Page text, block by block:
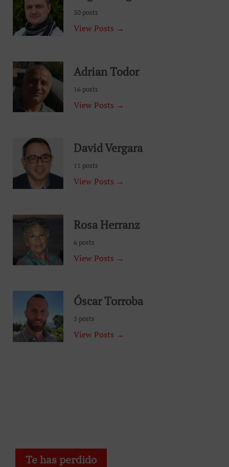
30 posts
View Posts →
Adrian Todor
16 posts
View Posts →
David Vergara
11 posts
View Posts →
Rosa Herranz
6 posts
View Posts →
Óscar Torroba
5 posts
View Posts →
Te has perdido